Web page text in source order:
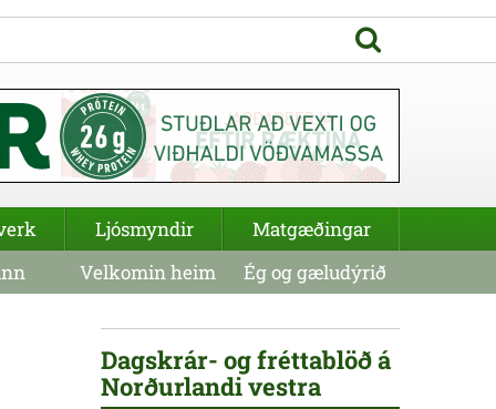
Dagskrár- og fréttablöð á
Norðurlandi vestra
Ljósmyndir
Matgæðingar
Velkomin heim Ég og gæludýrið